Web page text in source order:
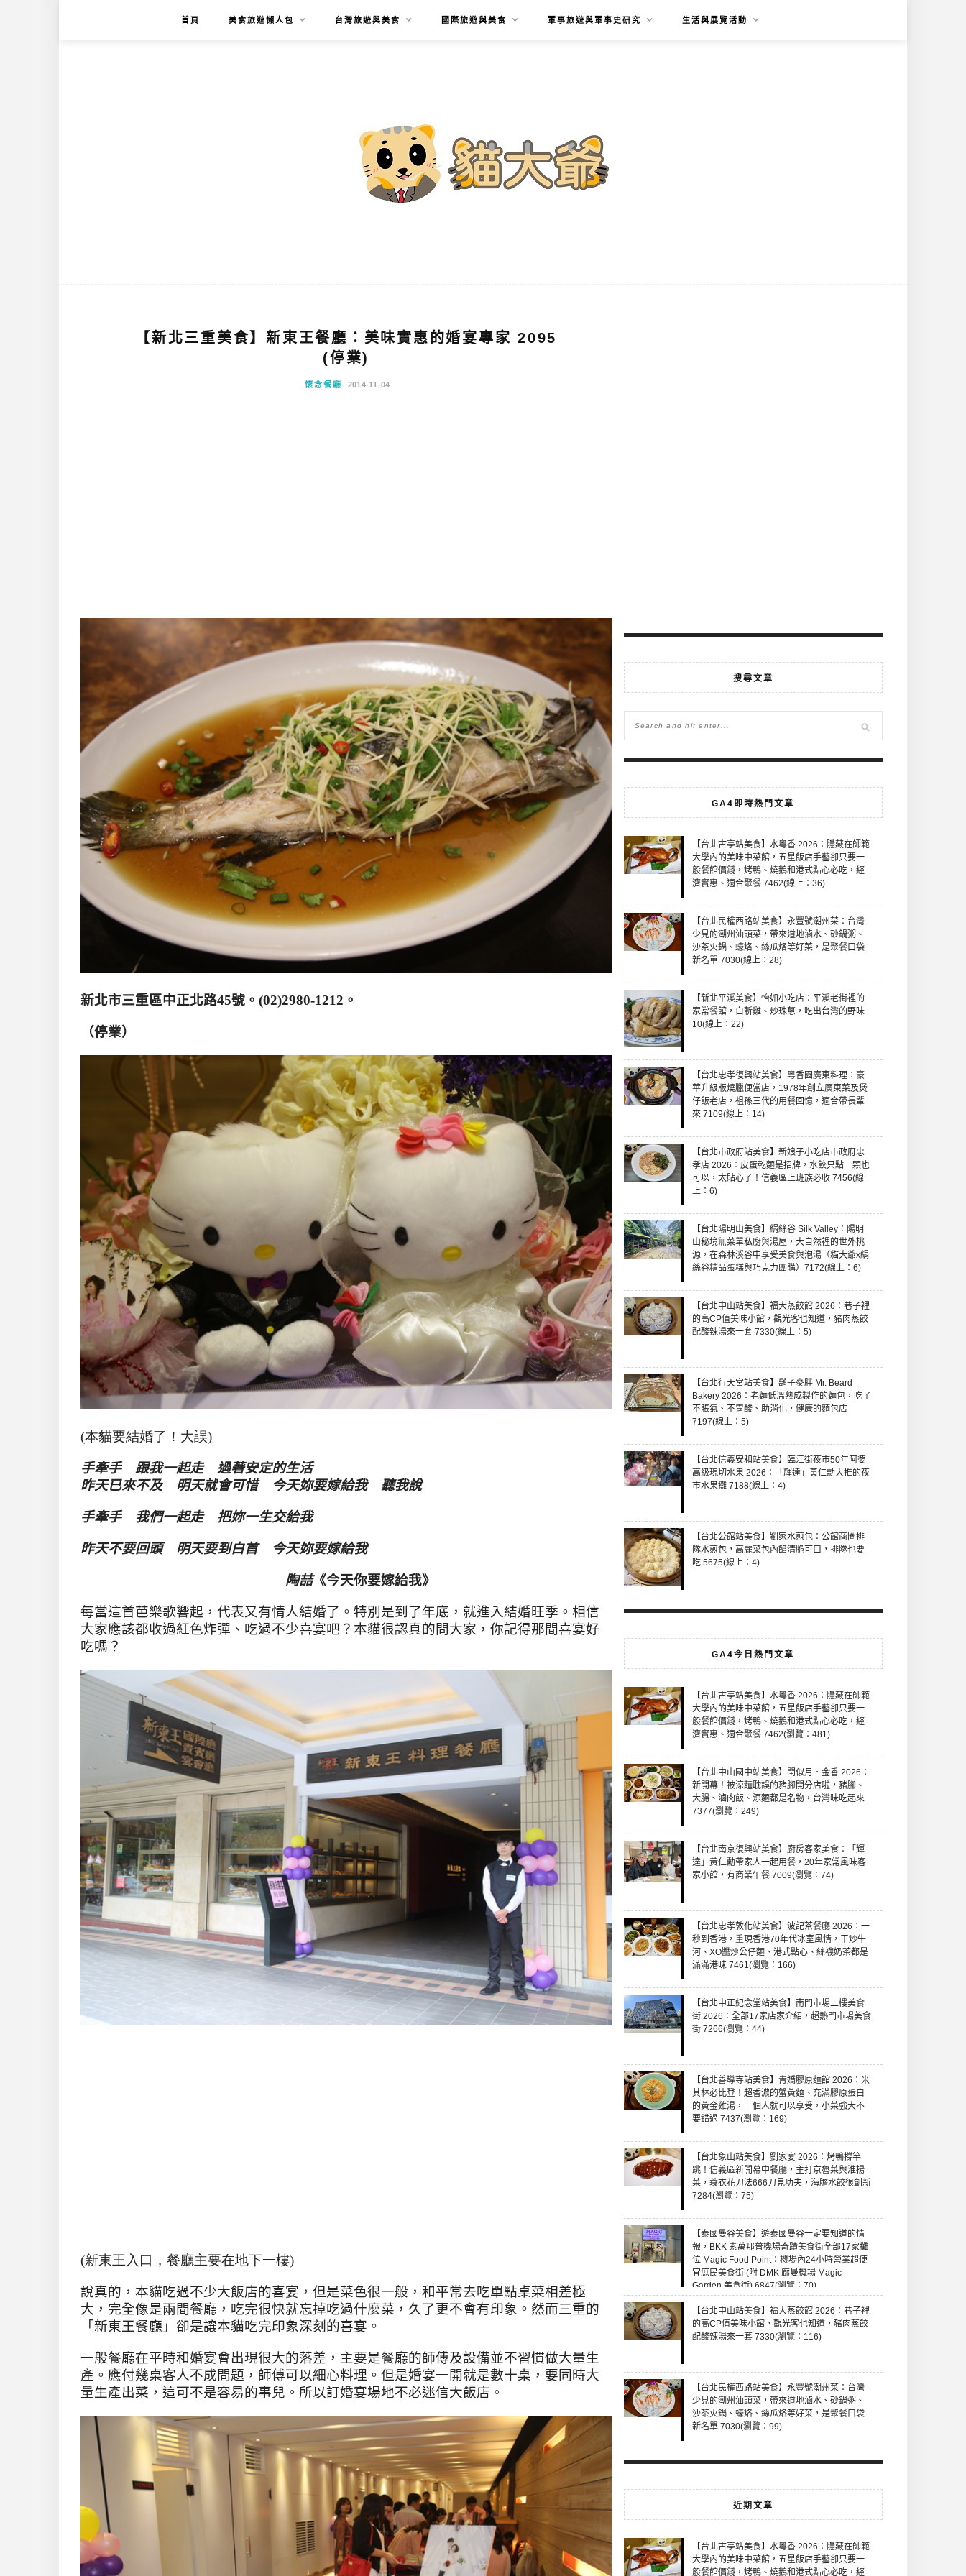
首頁 美食旅遊懶人包 台灣旅遊與美食 國際旅遊與美食 軍事旅遊與軍事史研究 生活與展覽活動
【新北三重美食】新東王餐廳：美味實惠的婚宴專家 2095
(停業)
懷念餐廳 2014-11-04
新北市三重區中正北路45號。 (02)2980-1212 。
（停業）
(本貓要結婚了！大誤)
手牽手 跟我一起走 過著安定的生活
昨天已來不及 明天就會可惜 今天妳要嫁給我 聽我說
手牽手 我們一起走 把妳一生交給我
昨天不要回頭 明天要到白首 今天妳要嫁給我
陶喆《今天你要嫁給我》
每當這首芭樂歌響起，代表又有情人結婚了。特別是到了年底，就進入結婚旺季。相信
大家應該都收過紅色炸彈、吃過不少喜宴吧？本貓很認真的問大家，你記得那間喜宴好
吃嗎？
(新東王入口，餐廳主要在地下一樓)
說真的，本貓吃過不少大飯店的喜宴，但是菜色很一般，和平常去吃單點桌菜相差極
大，完全像是兩間餐廳，吃完很快就忘掉吃過什麼菜，久了更不會有印象。然而三重的
「新東王餐廳」卻是讓本貓吃完印象深刻的喜宴。
一般餐廳在平時和婚宴會出現很大的落差，主要是餐廳的師傅及設備並不習慣做大量生
產。應付幾桌客人不成問題，師傅可以細心料理。但是婚宴一開就是數十桌，要同時大
量生產出菜，這可不是容易的事兒。所以訂婚宴場地不必迷信大飯店。
搜尋文章
GA4即時熱門文章
【台北古亭站美食】水粵香 2026：隱藏在師範
大學內的美味中菜館，五星飯店手藝卻只要一
般餐館價錢，烤鴨、燒鵝和港式點心必吃，經
濟實惠、適合聚餐 7462(線上：36)
【台北民權西路站美食】永豐號潮州菜：台灣
少見的潮州汕頭菜，帶來道地滷水、砂鍋粥、
沙茶火鍋、蠔烙、絲瓜烙等好菜，是聚餐口袋
新名單 7030(線上：28)
【新北平溪美食】怡如小吃店：平溪老街裡的
家常餐館，白斬雞、炒珠蔥，吃出台灣的野味
10(線上：22)
【台北忠孝復興站美食】粵香園廣東料理：豪
華升級版燒臘便當店，1978年創立廣東菜及煲
仔飯老店，祖孫三代的用餐回憶，適合帶長輩
來 7109(線上：14)
【台北市政府站美食】新娘子小吃店市政府忠
孝店 2026：皮蛋乾麵是招牌，水餃只點一顆也
可以，太貼心了！信義區上班族必收 7456(線
上：6)
【台北陽明山美食】絹絲谷 Silk Valley：陽明
山秘境無菜單私廚與湯屋，大自然裡的世外桃
源，在森林溪谷中享受美食與泡湯（貓大爺x絹
絲谷精品蛋糕與巧克力團購）7172(線上：6)
【台北中山站美食】福大蒸餃館 2026：巷子裡
的高CP值美味小館，觀光客也知道，豬肉蒸餃
配酸辣湯來一套 7330(線上：5)
【台北行天宮站美食】鬍子麥胖 Mr. Beard
Bakery 2026：老麵低溫熟成製作的麵包，吃了
不賬氣、不胃酸、助消化，健康的麵包店
7197(線上：5)
【台北信義安和站美食】臨江街夜市50年阿婆
高級現切水果 2026：「輝達」黃仁勳大推的夜
市水果攤 7188(線上：4)
【台北公館站美食】劉家水煎包：公館商圈排
隊水煎包，高麗菜包內餡清脆可口，排隊也要
吃 5675(線上：4)
GA4今日熱門文章
【台北古亭站美食】水粵香 2026：隱藏在師範
大學內的美味中菜館，五星飯店手藝卻只要一
般餐館價錢，烤鴨、燒鵝和港式點心必吃，經
濟實惠、適合聚餐 7462(瀏覽：481)
【台北中山國中站美食】閏似月．金香 2026：
新開幕！被涼麵耽誤的豬腳開分店啦，豬腳、
大腸、滷肉飯、涼麵都是名物，台灣味吃起來
7377(瀏覽：249)
【台北南京復興站美食】廚房客家美食：「輝
達」黃仁勳帶家人一起用餐，20年家常風味客
家小館，有商業午餐 7009(瀏覽：74)
【台北忠孝敦化站美食】波記茶餐廳 2026：一
秒到香港，重現香港70年代冰室風情，干炒牛
河、XO醬炒公仔麵、港式點心、絲襪奶茶都是
滿滿港味 7461(瀏覽：166)
【台北中正紀念堂站美食】南門市場二樓美食
街 2026：全部17家店家介紹，超熱門市場美食
街 7266(瀏覽：44)
【台北善導寺站美食】青嬌膠原麵館 2026：米
其林必比登！超香濃的蟹黃麵、充滿膠原蛋白
的黃金雞湯，一個人就可以享受，小菜強大不
要錯過 7437(瀏覽：169)
【台北象山站美食】劉家宴 2026：烤鴨撐竿
跳！信義區新開幕中餐廳，主打京魯菜與淮揚
菜，蓑衣花刀法666刀見功夫，海膽水餃很創新
7284(瀏覽：75)
【泰國曼谷美食】遊泰國曼谷一定要知道的情
報，BKK 素萬那普機場奇蹟美食街全部17家攤
位 Magic Food Point：機場內24小時營業超便
宜庶民美食街 (附 DMK 廊曼機場 Magic
Garden 美食街) 6847(瀏覽：70)
【台北中山站美食】福大蒸餃館 2026：巷子裡
的高CP值美味小館，觀光客也知道，豬肉蒸餃
配酸辣湯來一套 7330(瀏覽：116)
【台北民權西路站美食】永豐號潮州菜：台灣
少見的潮州汕頭菜，帶來道地滷水、砂鍋粥、
沙茶火鍋、蠔烙、絲瓜烙等好菜，是聚餐口袋
新名單 7030(瀏覽：99)
近期文章
【台北古亭站美食】水粵香 2026：隱藏在師範
大學內的美味中菜館，五星飯店手藝卻只要一
般餐館價錢，烤鴨、燒鵝和港式點心必吃，經